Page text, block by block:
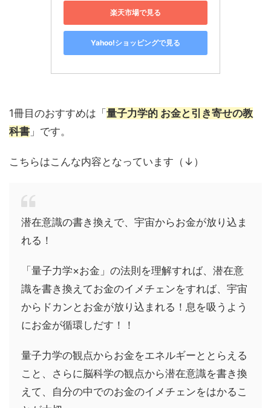
楽天市場で見る
Yahoo!ショッピングで見る
1冊目のおすすめは「量子力学的 お金と引き寄せの教
科書 」です。
こちらはこんな内容となっています（↓）
潜在意識の書き換えで、宇宙からお金が放り込ま
れる！
「量子力学×お金」の法則を理解すれば、潜在意
識を書き換えてお金のイメチェンをすれば、宇宙
からドカンとお金が放り込まれる！息を吸うよう
にお金が循環しだす！！
量子力学の観点からお金をエネルギーととらえる
こと、さらに脳科学の観点から潜在意識を書き換
えて、自分の中でのお金のイメチェンをはかるこ